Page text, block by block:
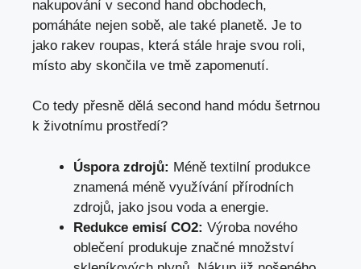
nakupování v second hand obchodech,
pomáháte nejen ⁤sobě, ale také ⁣planetě. Je to
jako⁢ rakev roupas, ‌která stále ​hraje svou roli,‌
místo aby skončila ve​ tmě zapomenutí.
Co ⁤tedy přesně dělá second hand módu ⁤šetrnou
k životnímu‍ prostředí?
Úspora zdrojů: Méně textilní produkce
znamená⁢ méně ‌využívání přírodních
zdrojů, jako jsou voda a energie.
Redukce emisí CO2: Výroba nového
oblečení produkuje značné množství